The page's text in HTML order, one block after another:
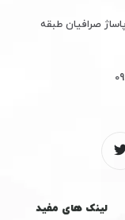
صرافیان طبقه
لینک های مفید